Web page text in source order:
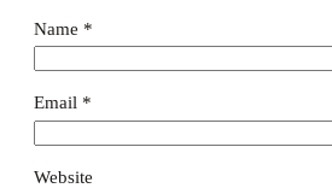
Name *
Email *
Website